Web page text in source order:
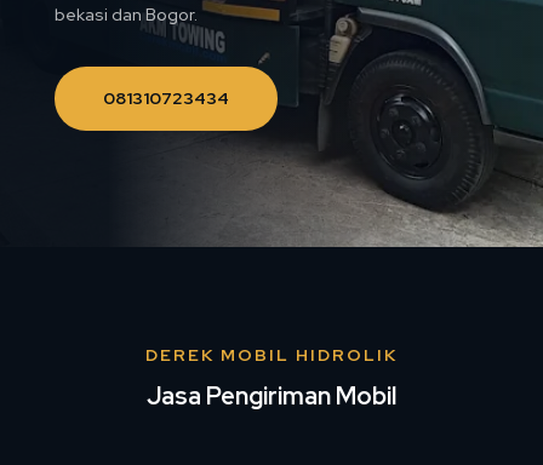
bekasi dan Bogor.
081310723434
DEREK MOBIL HIDROLIK
Jasa Pengiriman Mobil